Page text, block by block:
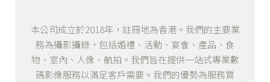
本公司成立於2018年，註冊地為香港。我們的主要業
務為攝影攝錄，包括婚禮、活動、宴會、產品、食
物、室內、人像、航拍。我們旨在提供一站式專業數
碼影像服務以滿足客戶需要。我們的優勢為服務質